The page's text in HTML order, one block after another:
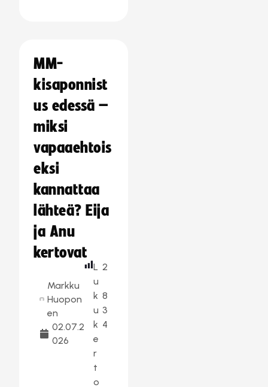
MM-
kisaponnist
us edessä –
miksi
vapaaehtois
eksi
kannattaa
lähteä? Eija
ja Anu
kertovat
Markku
Huopon
en
02.07.2
026
L
u
k
u
k
e
r
t
o
2
8
3
4